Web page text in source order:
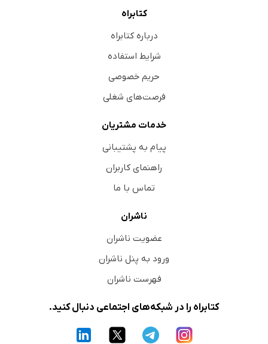
کتابراه
درباره کتابراه
شرایط استفاده
حریم خصوصی
فرصت‌های شغلی
خدمات مشتریان
پیام به پشتیبانی
راهنمای کاربران
تماس با ما
ناشران
عضویت ناشران
ورود به پنل ناشران
فهرست ناشران
کتابراه را در شبکه‌های اجتماعی دنبال کنید.